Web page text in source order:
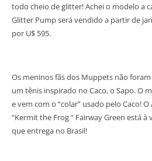
todo cheio de glitter! Achei o modelo a
Glitter Pump será vendido a partir de
por U$ 595.
Os meninos fãs dos Muppets não
um tênis inspirado no Caco, o Sapo. O
e vem com o “colar” usado pelo Caco!
“Kermit the Frog ” Fairway Green está à
que entrega no Brasil!